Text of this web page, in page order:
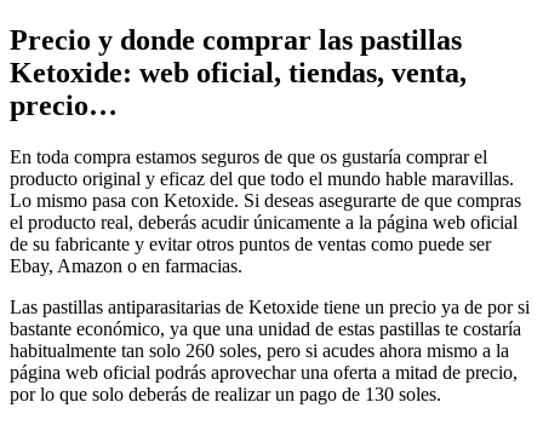
Precio y donde comprar las pastillas
Ketoxide: web oficial, tiendas, venta,
precio…
En toda compra estamos seguros de que os gustaría comprar el
producto original y eficaz del que todo el mundo hable maravillas.
Lo mismo pasa con Ketoxide. Si deseas asegurarte de que compras
el producto real, deberás acudir únicamente a la página web oficial
de su fabricante y evitar otros puntos de ventas como puede ser
Ebay, Amazon o en farmacias.
Las pastillas antiparasitarias de Ketoxide tiene un precio ya de por si
bastante económico, ya que una unidad de estas pastillas te costaría
habitualmente tan solo 260 soles, pero si acudes ahora mismo a la
página web oficial podrás aprovechar una oferta a mitad de precio,
por lo que solo deberás de realizar un pago de 130 soles.